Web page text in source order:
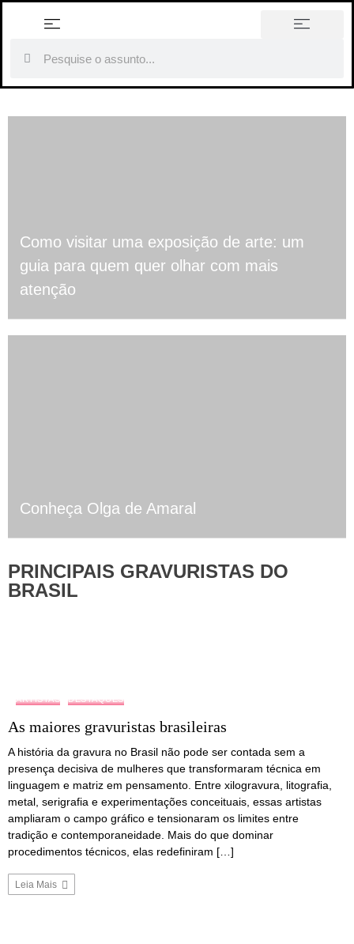
Como visitar uma exposição de arte: um
guia para quem quer olhar com mais
atenção
Conheça Olga de Amaral
PRINCIPAIS GRAVURISTAS DO
BRASIL
ARTISTAS DESTAQUES
As maiores gravuristas brasileiras
A história da gravura no Brasil não pode ser contada sem a
presença decisiva de mulheres que transformaram técnica em
linguagem e matriz em pensamento. Entre xilogravura, litografia,
metal, serigrafia e experimentações conceituais, essas artistas
ampliaram o campo gráfico e tensionaram os limites entre
tradição e contemporaneidade. Mais do que dominar
procedimentos técnicos, elas redefiniram […]
Leia Mais